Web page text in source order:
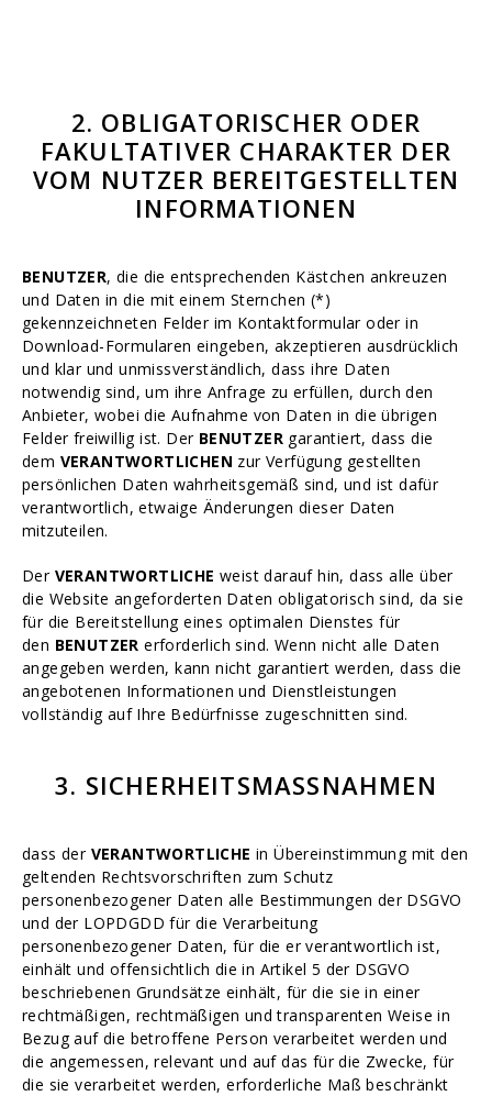
2. OBLIGATORISCHER ODER
FAKULTATIVER CHARAKTER DER
VOM NUTZER BEREITGESTELLTEN
INFORMATIONEN
BENUTZER, die die entsprechenden Kästchen ankreuzen
und Daten in die mit einem Sternchen (*)
gekennzeichneten Felder im Kontaktformular oder in
Download-Formularen eingeben, akzeptieren ausdrücklich
und klar und unmissverständlich, dass ihre Daten
notwendig sind, um ihre Anfrage zu erfüllen, durch den
Anbieter, wobei die Aufnahme von Daten in die übrigen
Felder freiwillig ist. Der BENUTZER garantiert, dass die
dem VERANTWORTLICHEN zur Verfügung gestellten
persönlichen Daten wahrheitsgemäß sind, und ist dafür
verantwortlich, etwaige Änderungen dieser Daten
mitzuteilen.
Der VERANTWORTLICHEweist darauf hin, dass alle über
die Website angeforderten Daten obligatorisch sind, da sie
für die Bereitstellung eines optimalen Dienstes für
den BENUTZERerforderlich sind. Wenn nicht alle Daten
angegeben werden, kann nicht garantiert werden, dass die
angebotenen Informationen und Dienstleistungen
vollständig auf Ihre Bedürfnisse zugeschnitten sind.
3. SICHERHEITSMASSNAHMEN
dass der VERANTWORTLICHEin Übereinstimmung mit den
geltenden Rechtsvorschriften zum Schutz
personenbezogener Daten alle Bestimmungen der DSGVO
und der LOPDGDD für die Verarbeitung
personenbezogener Daten, für die er verantwortlich ist,
einhält und offensichtlich die in Artikel 5 der DSGVO
beschriebenen Grundsätze einhält, für die sie in einer
rechtmäßigen, rechtmäßigen und transparenten Weise in
Bezug auf die betroffene Person verarbeitet werden und
die angemessen, relevant und auf das für die Zwecke, für
die sie verarbeitet werden, erforderliche Maß beschränkt